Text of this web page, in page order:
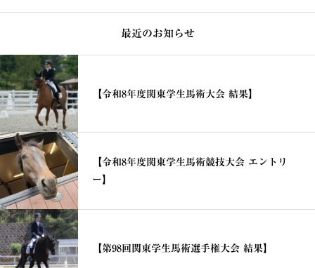
最近のお知らせ
【令和8年度関東学生馬術大会 結果】
【令和8年度関東学生馬術競技大会 エントリ
ー】
【第98回関東学生馬術選手権大会 結果】